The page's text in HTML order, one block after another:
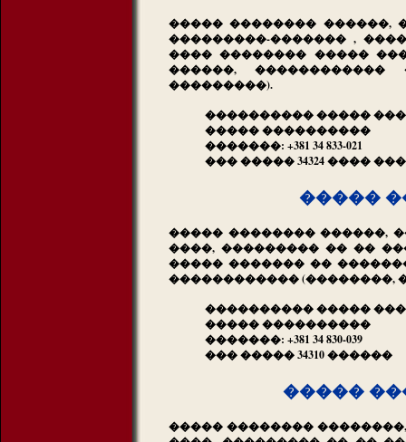
����� �������� ������,
���������-������� ,
���� �������� �����
������, ������������
���������).
���������� �����
����� ����������
�������: +381 34 833-021
��� ����� 34324 ����
�����
����� �������� ������,
����, ��������� �� ��
����� ������� ��
������������ (��������,
���������� �����
����� ����������
�������: +381 34 830-039
��� ����� 34310 ������
�����
����� ��������